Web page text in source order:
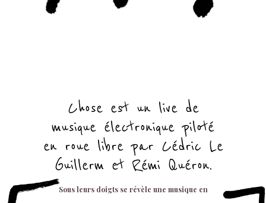
Chose est un live de
musique électronique piloté
en roue libre par Cédric Le
Guillerm et Rémi Quéron.
Sous leurs doigts se révèle une musique en